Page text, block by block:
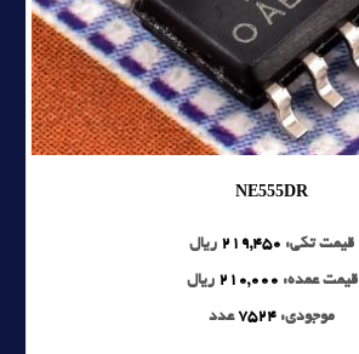
NE555DR
قیمت تکی: 219,450 ریال
قیمت عمده: 210,000 ریال
موجودی: 7524عدد